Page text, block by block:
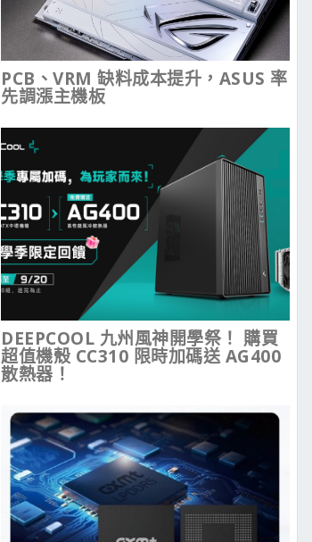
PCB、VRM 缺料成本提升，ASUS 率
先調漲主機板
DEEPCOOL 九州風神開學祭！ 購買
超值機殼 CC310 限時加碼送 AG400
散熱器！